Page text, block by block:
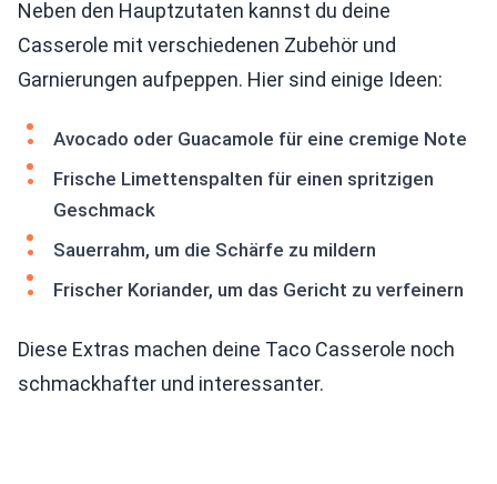
Neben den Hauptzutaten kannst du deine
Casserole mit verschiedenen Zubehör und
Garnierungen aufpeppen. Hier sind einige Ideen:
Avocado oder Guacamole für eine cremige Note
Frische Limettenspalten für einen spritzigen
Geschmack
Sauerrahm, um die Schärfe zu mildern
Frischer Koriander, um das Gericht zu verfeinern
Diese Extras machen deine Taco Casserole noch
schmackhafter und interessanter.